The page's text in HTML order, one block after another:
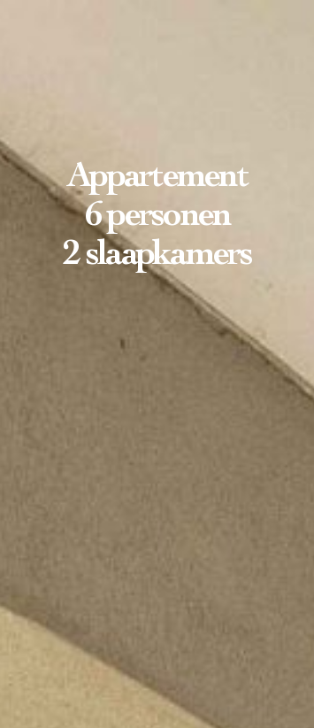
Appartement
6 personen
2 slaapkamers